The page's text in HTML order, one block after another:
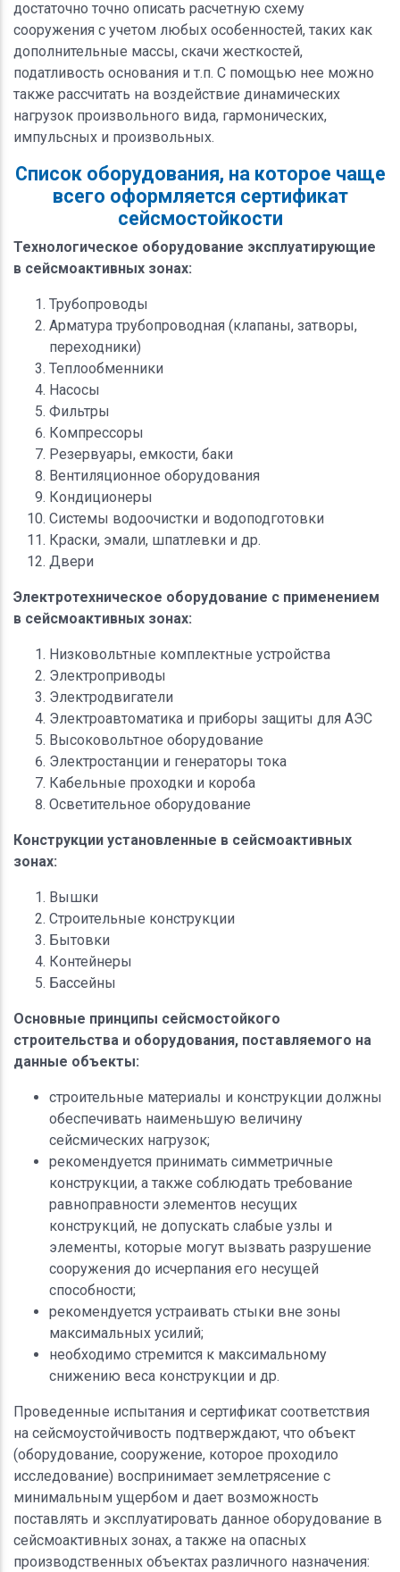
достаточно точно описать расчетную схему
сооружения с учетом любых особенностей, таких как
дополнительные массы, скачи жесткостей,
податливость основания и т.п. С помощью нее можно
также рассчитать на воздействие динамических
нагрузок произвольного вида, гармонических,
импульсных и произвольных.
Список оборудования, на которое чаще
всего оформляется сертификат
сейсмостойкости
Технологическое оборудование эксплуатирующие
в сейсмоактивных зонах:
Трубопроводы
Арматура трубопроводная (клапаны, затворы,
переходники)
Теплообменники
Насосы
Фильтры
Компрессоры
Резервуары, емкости, баки
Вентиляционное оборудования
Кондиционеры
Системы водоочистки и водоподготовки
Краски, эмали, шпатлевки и др.
Двери
Электротехническое оборудование с применением
в сейсмоактивных зонах:
Низковольтные комплектные устройства
Электроприводы
Электродвигатели
Электроавтоматика и приборы защиты для АЭС
Высоковольтное оборудование
Электростанции и генераторы тока
Кабельные проходки и короба
Осветительное оборудование
Конструкции установленные в сейсмоактивных
зонах:
Вышки
Строительные конструкции
Бытовки
Контейнеры
Бассейны
Основные принципы сейсмостойкого
строительства и оборудования, поставляемого на
данные объекты:
строительные материалы и конструкции должны
обеспечивать наименьшую величину
сейсмических нагрузок;
рекомендуется принимать симметричные
конструкции, а также соблюдать требование
равноправности элементов несущих
конструкций, не допускать слабые узлы и
элементы, которые могут вызвать разрушение
сооружения до исчерпания его несущей
способности;
рекомендуется устраивать стыки вне зоны
максимальных усилий;
необходимо стремится к максимальному
снижению веса конструкции и др.
Проведенные испытания и сертификат соответствия
на сейсмоустойчивость подтверждают, что объект
(оборудование, сооружение, которое проходило
исследование) воспринимает землетрясение с
минимальным ущербом и дает возможность
поставлять и эксплуатировать данное оборудование в
сейсмоактивных зонах, а также на опасных
производственных объектах различного назначения: